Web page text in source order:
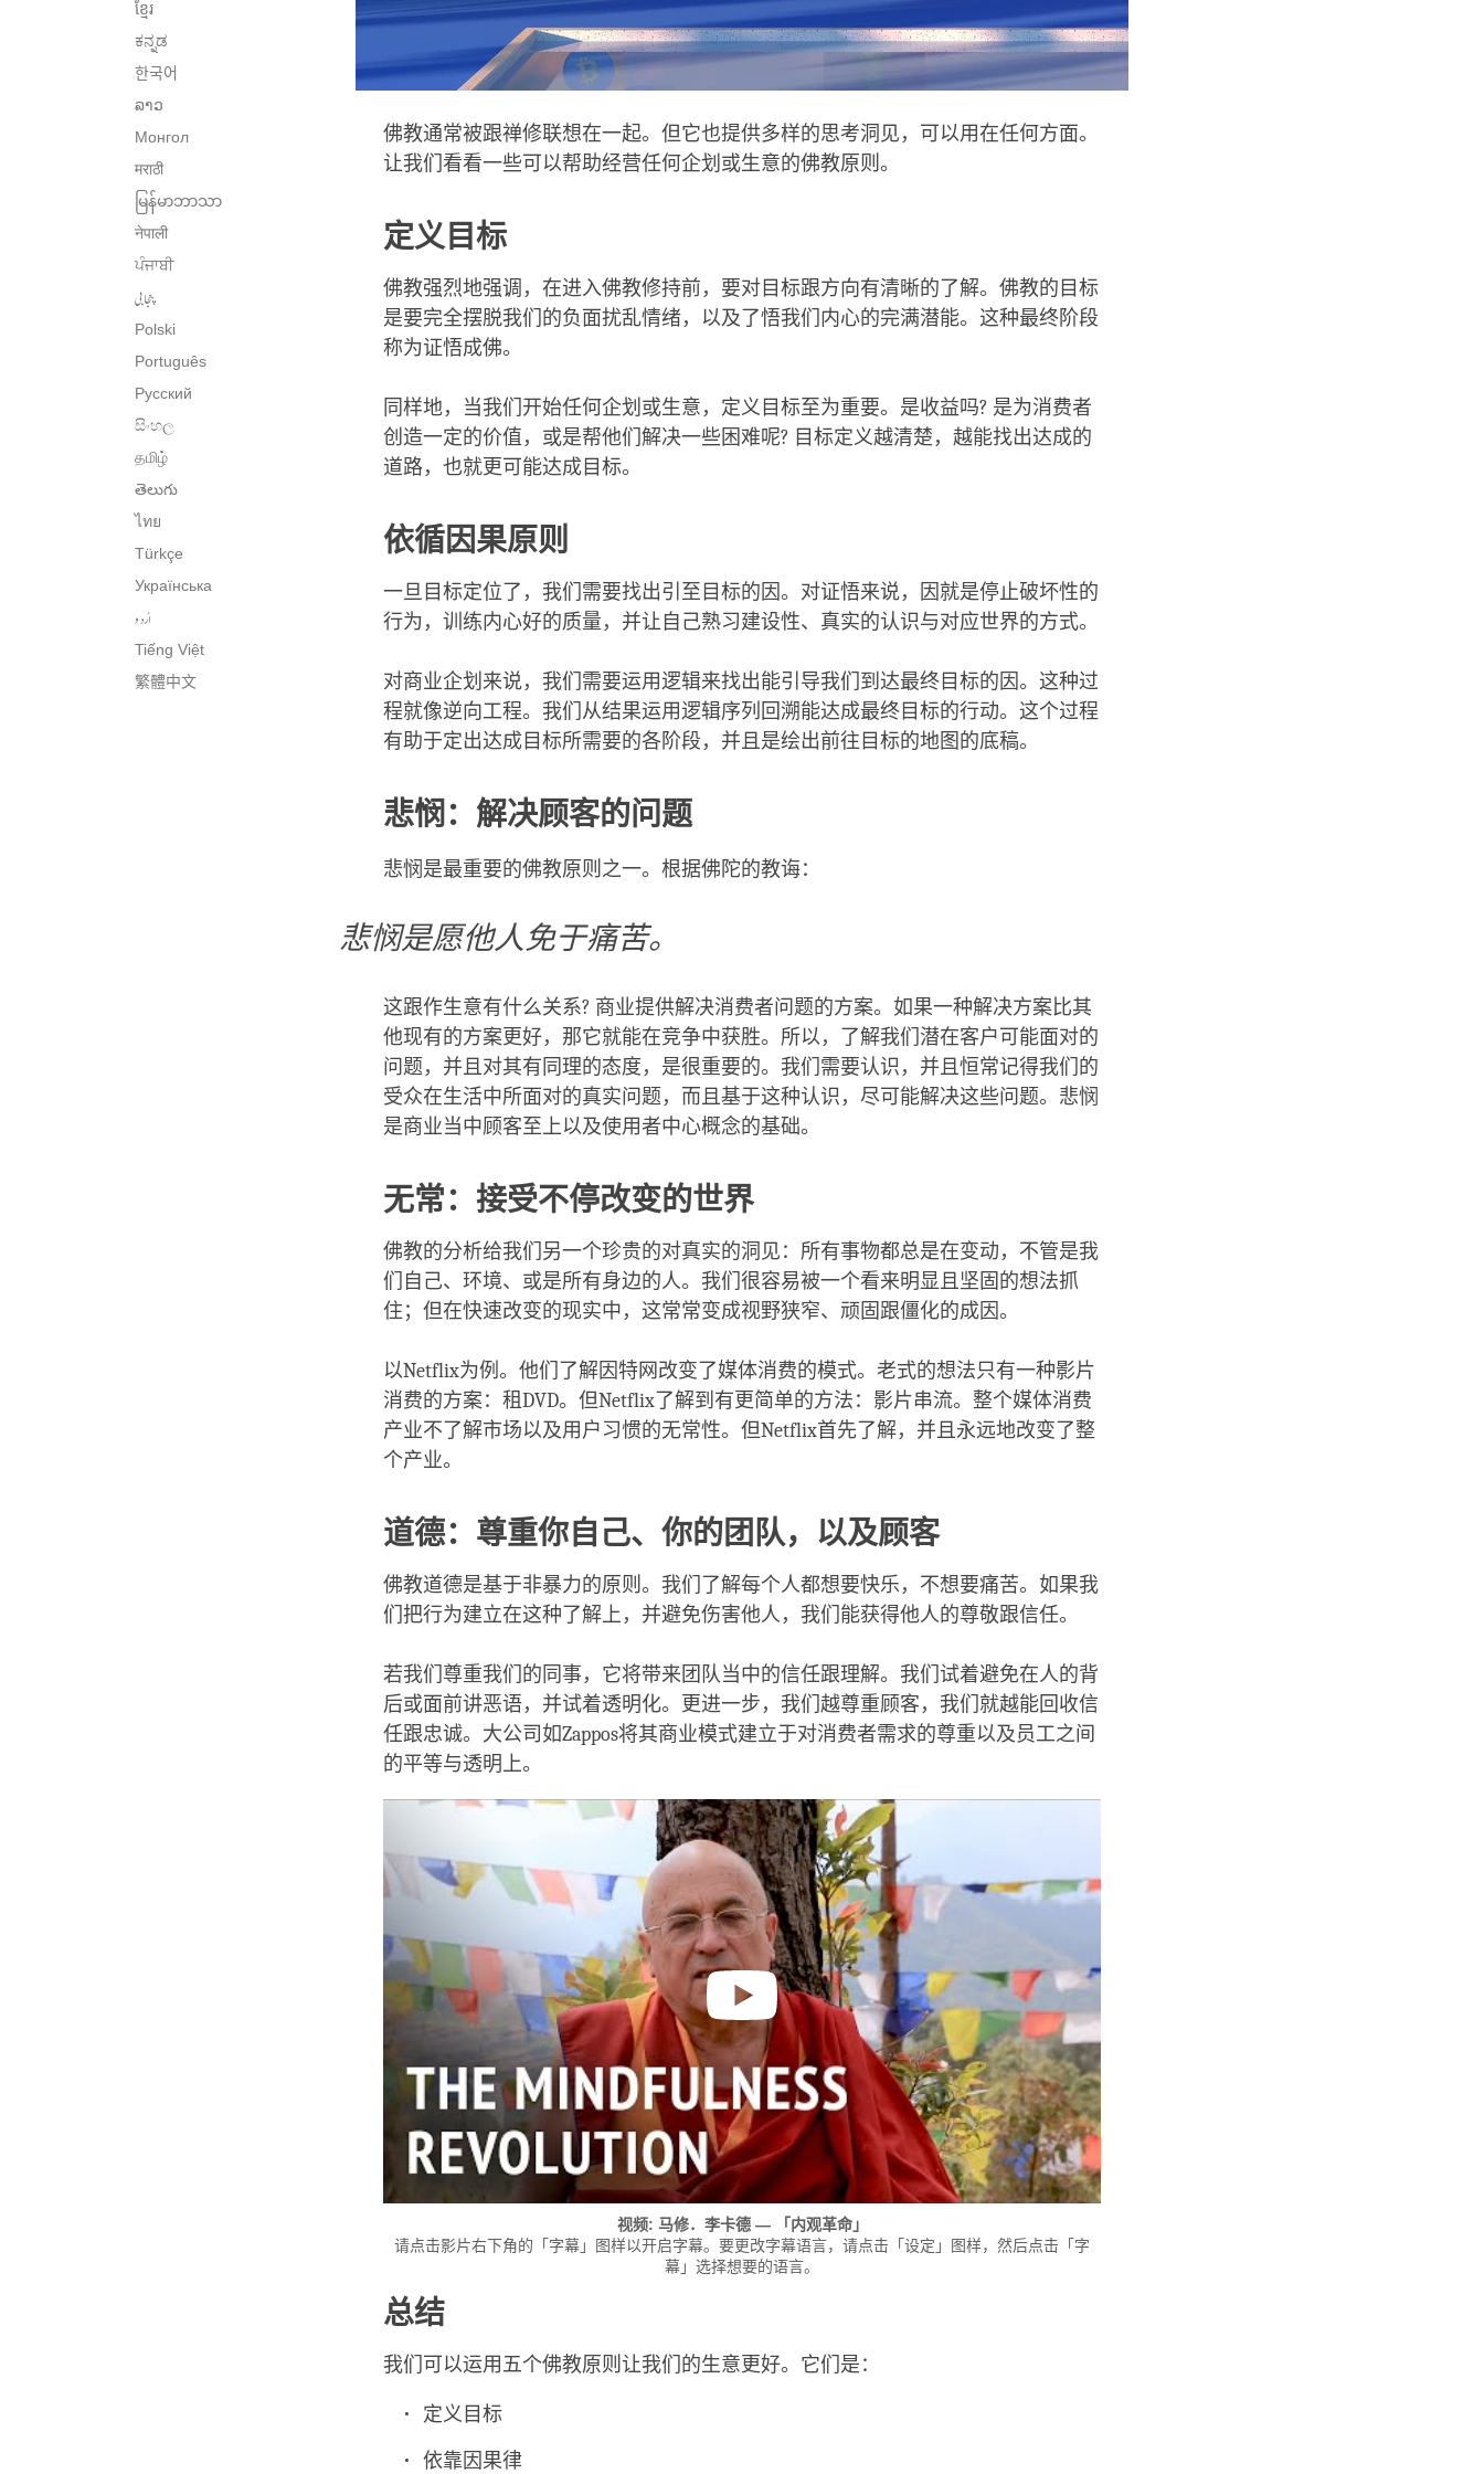
ខ្មែរ
ಕನ್ನಡ
한국어
ລາວ
Монгол
मराठी
မြန်မာဘာသာ
नेपाली
ਪੰਜਾਬੀ
پنجابی
Polski
Português
Русский
සිංහල
தமிழ்
తెలుగు
ไทย
Türkçe
Українська
اُردو
Tiếng Việt
繁體中文
佛教通常被跟禅修联想在一起。但它也提供多样的思考洞见，可以用在任何方面。
让我们看看一些可以帮助经营任何企划或生意的佛教原则。
定义目标
佛教强烈地强调，在进入佛教修持前，要对目标跟方向有清晰的了解。佛教的目标
是要完全摆脱我们的负面扰乱情绪，以及了悟我们内心的完满潜能。这种最终阶段
称为证悟成佛。
同样地，当我们开始任何企划或生意，定义目标至为重要。是收益吗? 是为消费者
创造一定的价值，或是帮他们解决一些困难呢? 目标定义越清楚，越能找出达成的
道路，也就更可能达成目标。
依循因果原则
一旦目标定位了，我们需要找出引至目标的因。对证悟来说，因就是停止破坏性的
行为，训练内心好的质量，并让自己熟习建设性、真实的认识与对应世界的方式。
对商业企划来说，我们需要运用逻辑来找出能引导我们到达最终目标的因。这种过
程就像逆向工程。我们从结果运用逻辑序列回溯能达成最终目标的行动。这个过程
有助于定出达成目标所需要的各阶段，并且是绘出前往目标的地图的底稿。
悲悯：解决顾客的问题
悲悯是最重要的佛教原则之一。根据佛陀的教诲：
悲悯是愿他人免于痛苦。
这跟作生意有什么关系? 商业提供解决消费者问题的方案。如果一种解决方案比其
他现有的方案更好，那它就能在竞争中获胜。所以，了解我们潜在客户可能面对的
问题，并且对其有同理的态度，是很重要的。我们需要认识，并且恒常记得我们的
受众在生活中所面对的真实问题，而且基于这种认识，尽可能解决这些问题。悲悯
是商业当中顾客至上以及使用者中心概念的基础。
无常：接受不停改变的世界
佛教的分析给我们另一个珍贵的对真实的洞见：所有事物都总是在变动，不管是我
们自己、环境、或是所有身边的人。我们很容易被一个看来明显且坚固的想法抓
住；但在快速改变的现实中，这常常变成视野狭窄、顽固跟僵化的成因。
以Netflix为例。他们了解因特网改变了媒体消费的模式。老式的想法只有一种影片
消费的方案：租DVD。但Netflix了解到有更简单的方法：影片串流。整个媒体消费
产业不了解市场以及用户习惯的无常性。但Netflix首先了解，并且永远地改变了整
个产业。
道德：尊重你自己、你的团队，以及顾客
佛教道德是基于非暴力的原则。我们了解每个人都想要快乐，不想要痛苦。如果我
们把行为建立在这种了解上，并避免伤害他人，我们能获得他人的尊敬跟信任。
若我们尊重我们的同事，它将带来团队当中的信任跟理解。我们试着避免在人的背
后或面前讲恶语，并试着透明化。更进一步，我们越尊重顾客，我们就越能回收信
任跟忠诚。大公司如Zappos将其商业模式建立于对消费者需求的尊重以及员工之间
的平等与透明上。
视频: 马修．李卡德 — 「内观革命」
请点击影片右下角的「字幕」图样以开启字幕。要更改字幕语言，请点击「设定」图样，然后点击「字
幕」选择想要的语言。
总结
我们可以运用五个佛教原则让我们的生意更好。它们是：
定义目标
依靠因果律